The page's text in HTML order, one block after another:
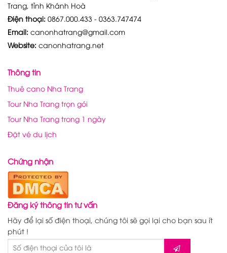
Trang, tỉnh Khánh Hoà
Điện thoại: 0867.000.433 - 0363.747474
Email: canonhatrang@gmail.com
Website: canonhatrang.net
Thông tin
Thuê cano Nha Trang
Tour Nha Trang trọn gói
Tour Nha Trang trong 1 ngày
Đặt vé du lịch
Chứng nhận
Đăng ký thông tin tư vấn
Hãy để lại số điện thoại, chúng tôi sẽ gọi lại cho bạn sau ít
phút !